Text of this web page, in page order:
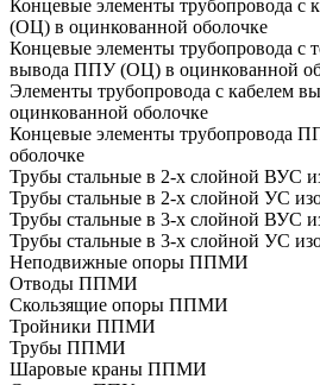
Концевые элементы трубопровода с
(ОЦ) в оцинкованной оболочке
Концевые элементы трубопровода с
вывода ППУ (ОЦ) в оцинкованной
Элементы трубопровода с кабелем
оцинкованной оболочке
Концевые элементы трубопровода
оболочке
Трубы стальные в 2-х слойной ВУС
Трубы стальные в 2-х слойной УС
Трубы стальные в 3-х слойной ВУС
Трубы стальные в 3-х слойной УС
Неподвижные опоры ППМИ
Отводы ППМИ
Скользящие опоры ППМИ
Тройники ППМИ
Трубы ППМИ
Шаровые краны ППМИ